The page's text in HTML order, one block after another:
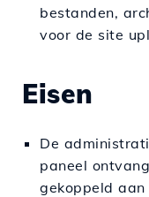
bestanden,
voor de site
Eisen
De
paneel
gekoppeld